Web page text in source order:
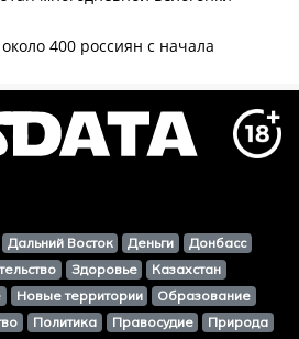
Дальний Восток Деньги
Донбасс
Здоровье
Казахстан
Новые территории
Образование
Политика Правосудие
Природа